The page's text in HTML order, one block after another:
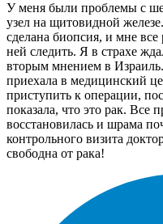
У меня были проблемы с
узел на щитовидной
сделана биопсия, и мне
ней следить. Я в страхе
вторым мнением в
приехала в медицинский
приступить к операции,
показала, что это рак. Все
восстановилась и шрама
контрольного визита
свободна от рака!